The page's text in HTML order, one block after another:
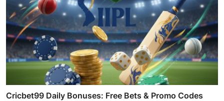
Cricbet99 Daily Bonuses: Free Bets & Promo Codes